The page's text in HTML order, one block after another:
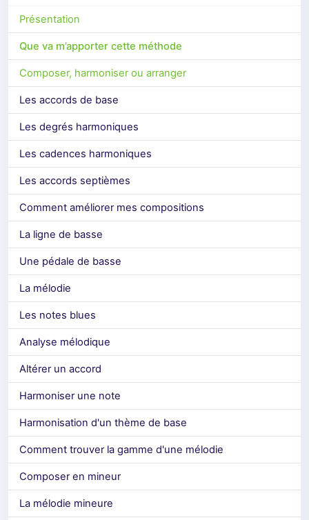
Présentation
Que va m’apporter cette méthode
Composer, harmoniser ou arranger
Les accords de base
Les degrés harmoniques
Les cadences harmoniques
Les accords septièmes
Comment améliorer mes compositions
La ligne de basse
Une pédale de basse
La mélodie
Les notes blues
Analyse mélodique
Altérer un accord
Harmoniser une note
Harmonisation d'un thème de base
Comment trouver la gamme d'une mélodie
Composer en mineur
La mélodie mineure